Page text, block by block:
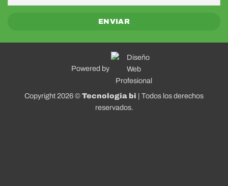
Powered by
Copyright 2026 ©Tecnologia bi | Todos los derechos
reservados.